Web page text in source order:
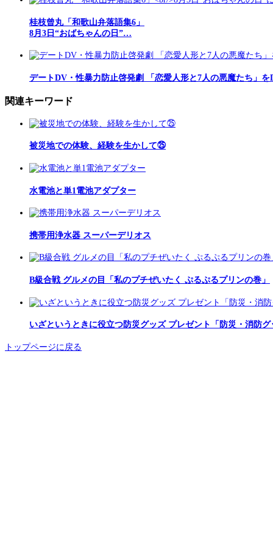
桂枝曾丸「和歌山弁落語集6」
8月3日“おばちゃんの日”…
デートDV・性暴力防止啓発劇 「恋愛人形と7人の悪魔たち」
関連キーワード
被災地での体験、経験を生かして㉕
水電池と単1電池アダプター
携帯用浄水器 スーパーデリオス
B級合戦 グルメの目「私のプチぜいたく ぷるぷるプリンの巻」
いざというときに役立つ防災グッズ プレゼント「防災・消防
トップページに戻る